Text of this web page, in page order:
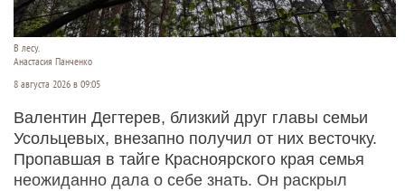
В лесу.
Анастасия Панченко
8 августа 2026 в 09:05
Валентин Дегтерев, близкий друг главы семьи
Усольцевых, внезапно получил от них весточку.
Пропавшая в тайге Красноярского края семья
неожиданно дала о себе знать. Он раскрыл